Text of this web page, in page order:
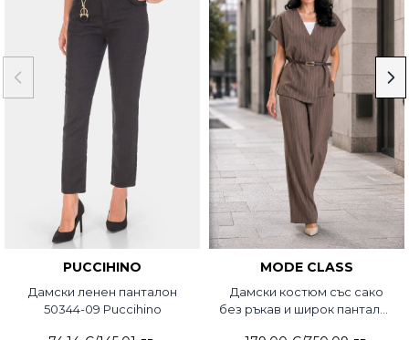
PUCCIHINO
Дамски ленен панталон
50344-09 Puccihino
MODE CLASS
Дамски костюм със сако
без ръкав и широк панталон